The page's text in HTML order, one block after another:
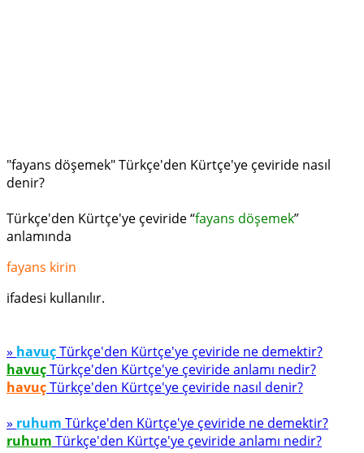
"fayans döşemek" Türkçe'den Kürtçe'ye çeviride nasıl
denir?
Türkçe'den Kürtçe'ye çeviride “fayans döşemek”
anlamında
fayans ki­rin
ifadesi kullanılır.
» havuçTürkçe'den Kürtçe'ye çeviride ne demektir?
havuçTürkçe'den Kürtçe'ye çeviride anlamı nedir?
havuçTürkçe'den Kürtçe'ye çeviride nasıl denir?
» ruhum Türkçe'den Kürtçe'ye çeviride ne demektir?
ruhum Türkçe'den Kürtçe'ye çeviride anlamı nedir?